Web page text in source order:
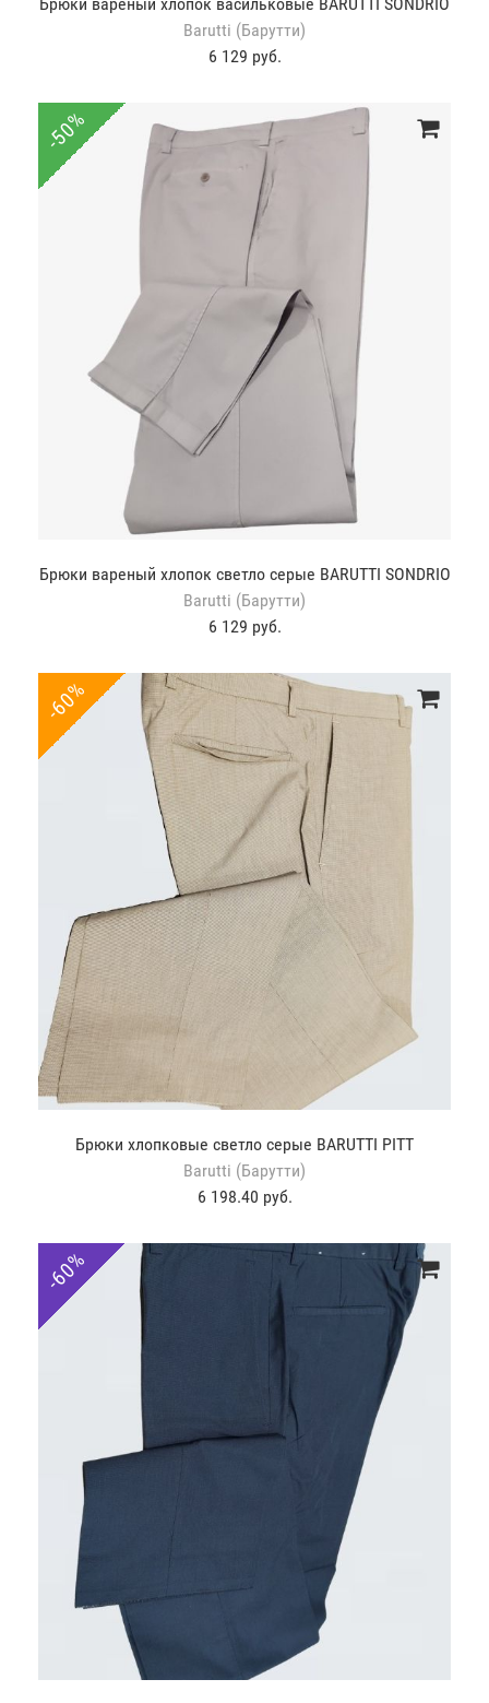
Barutti (Барутти)
6 129 руб.
-50%
Брюки вареный хлопок светло серые BARUTTI SONDRIO
Barutti (Барутти)
6 129 руб.
-60%
Брюки хлопковые светло серые BARUTTI PITT
Barutti (Барутти)
6 198.40 руб.
-60%